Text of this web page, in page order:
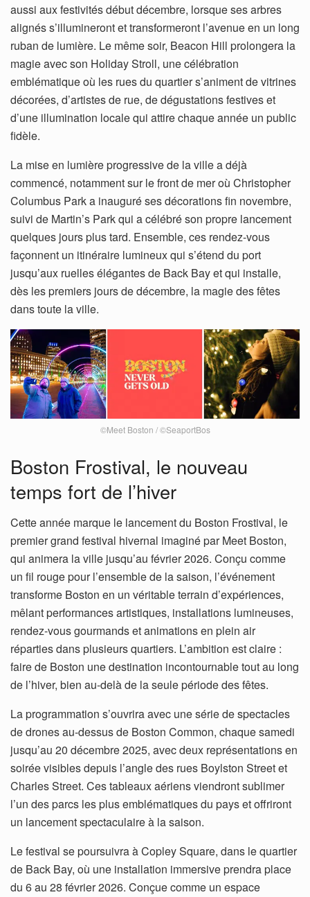
aussi aux festivités début décembre, lorsque ses arbres
alignés s’illumineront et transformeront l’avenue en un long
ruban de lumière. Le même soir, Beacon Hill prolongera la
magie avec son Holiday Stroll, une célébration
emblématique où les rues du quartier s’animent de vitrines
décorées, d’artistes de rue, de dégustations festives et
d’une illumination locale qui attire chaque année un public
fidèle.
La mise en lumière progressive de la ville a déjà
commencé, notamment sur le front de mer où Christopher
Columbus Park a inauguré ses décorations fin novembre,
suivi de Martin’s Park qui a célébré son propre lancement
quelques jours plus tard. Ensemble, ces rendez-vous
façonnent un itinéraire lumineux qui s’étend du port
jusqu’aux ruelles élégantes de Back Bay et qui installe,
dès les premiers jours de décembre, la magie des fêtes
dans toute la ville.
©Meet Boston / ©SeaportBos
Boston Frostival, le nouveau
temps fort de l’hiver
Cette année marque le lancement du Boston Frostival, le
premier grand festival hivernal imaginé par Meet Boston,
qui animera la ville jusqu’au février 2026. Conçu comme
un fil rouge pour l’ensemble de la saison, l’événement
transforme Boston en un véritable terrain d’expériences,
mêlant performances artistiques, installations lumineuses,
rendez-vous gourmands et animations en plein air
réparties dans plusieurs quartiers. L’ambition est claire :
faire de Boston une destination incontournable tout au long
de l’hiver, bien au-delà de la seule période des fêtes.
La programmation s’ouvrira avec une série de spectacles
de drones au-dessus de Boston Common, chaque samedi
jusqu’au 20 décembre 2025, avec deux représentations en
soirée visibles depuis l’angle des rues Boylston Street et
Charles Street. Ces tableaux aériens viendront sublimer
l’un des parcs les plus emblématiques du pays et offriront
un lancement spectaculaire à la saison.
Le festival se poursuivra à Copley Square, dans le quartier
de Back Bay, où une installation immersive prendra place
du 6 au 28 février 2026. Conçue comme un espace